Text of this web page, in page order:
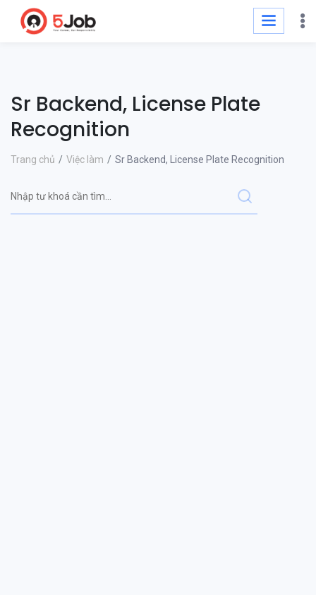
Sr Backend, License Plate
Recognition
Trang chủ Việc làm Sr Backend, License Plate Recognition